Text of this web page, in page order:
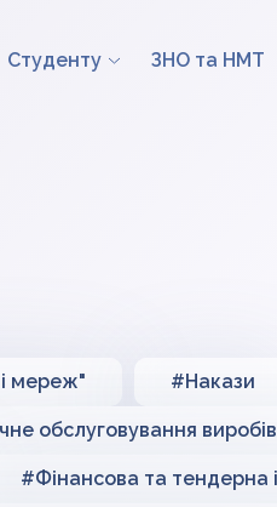
Студенту ЗНО та НМТ
мереж" #Накази
обслуговування
#Фінансова та тендерна